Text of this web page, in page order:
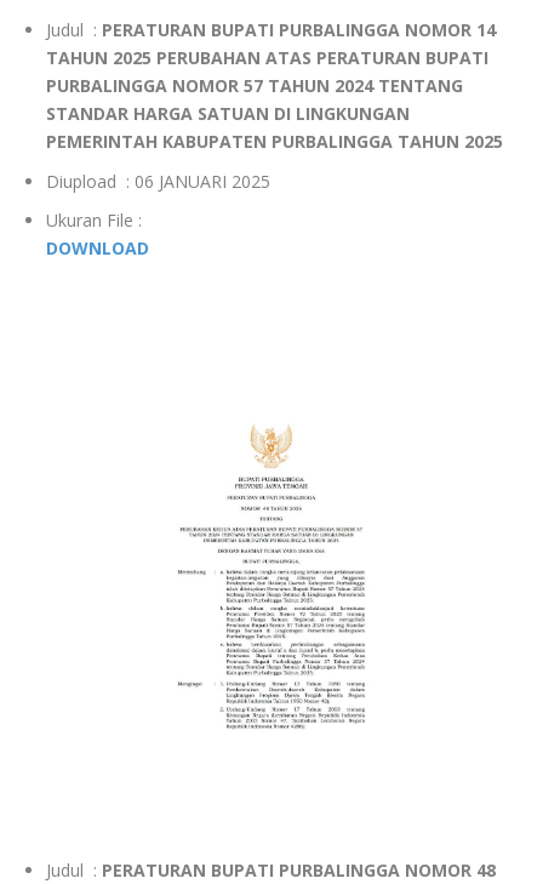
Judul : PERATURAN BUPATI PURBALINGGA NOMOR 14
TAHUN 2025 PERUBAHAN ATAS PERATURAN BUPATI
PURBALINGGA NOMOR 57 TAHUN 2024 TENTANG
STANDAR HARGA SATUAN DI LINGKUNGAN
PEMERINTAH KABUPATEN PURBALINGGA TAHUN 2025
Diupload : 06 JANUARI 2025
Ukuran File :
DOWNLOAD
Judul : PERATURAN BUPATI PURBALINGGA NOMOR 48